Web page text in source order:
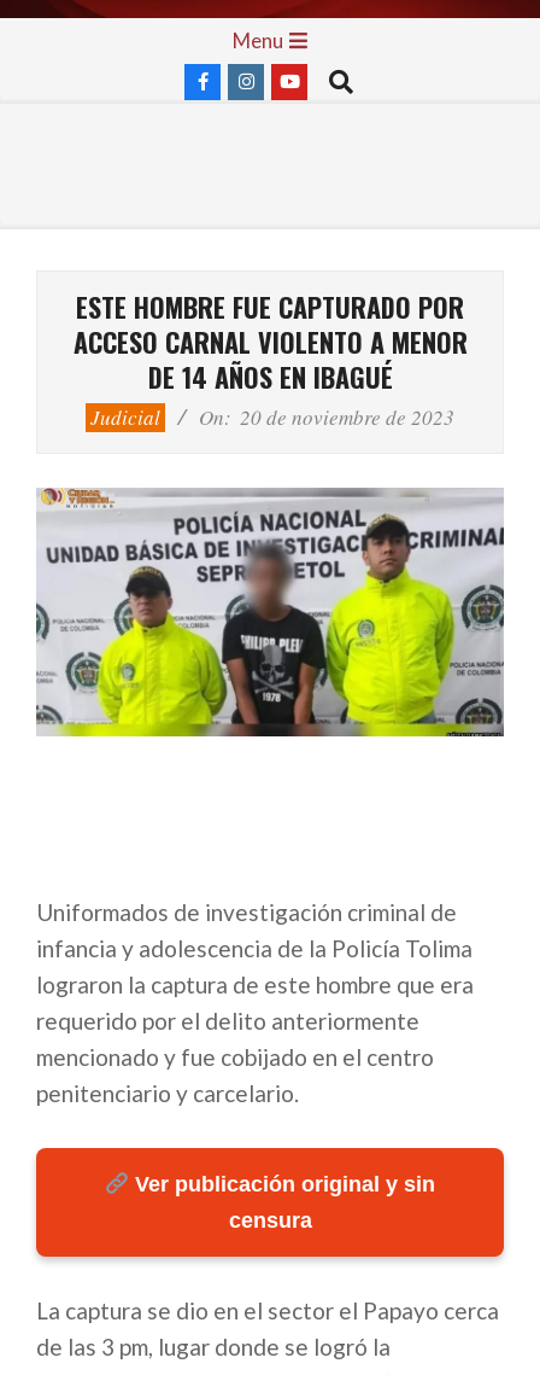
Skip
Menu
Search
ESTE HOMBRE FUE CAPTURADO POR
ACCESO CARNAL VIOLENTO A MENOR
DE 14 AÑOS EN IBAGUÉ
Judicial On: 20 de noviembre de 2023
Uniformados de investigación criminal de
infancia y adolescencia de la Policía Tolima
lograron la captura de este hombre que era
requerido por el delito anteriormente
mencionado y fue cobijado en el centro
penitenciario y carcelario.
Ver publicación original y sin
censura
La captura se dio en el sector el Papayo cerca
de las 3 pm, lugar donde se logró la